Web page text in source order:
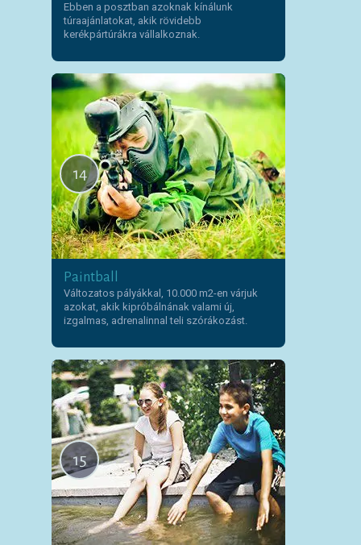
Ebben a posztban azoknak kínálunk
túraajánlatokat, akik rövidebb
kerékpártúrákra vállalkoznak.
14
Paintball
Változatos pályákkal, 10.000 m2-en várjuk
azokat, akik kipróbálnának valami új,
izgalmas, adrenalinnal teli szórákozást.
15